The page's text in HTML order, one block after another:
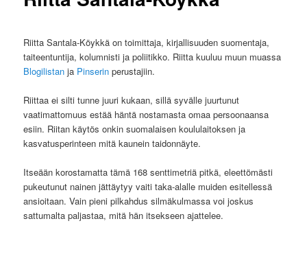
Riitta Santala-Köykkä on toimittaja, kirjallisuuden suomentaja,
taiteentuntija, kolumnisti ja poliitikko. Riitta kuuluu muun muassa
Blogilistan ja Pinserin perustajiin.
Riittaa ei silti tunne juuri kukaan, sillä syvälle juurtunut
vaatimattomuus estää häntä nostamasta omaa persoonaansa
esiin. Riitan käytös onkin suomalaisen koululaitoksen ja
kasvatusperinteen mitä kaunein taidonnäyte.
Itseään korostamatta tämä 168 senttimetriä pitkä, eleettömästi
pukeutunut nainen jättäytyy vaiti taka-alalle muiden esitellessä
ansioitaan. Vain pieni pilkahdus silmäkulmassa voi joskus
sattumalta paljastaa, mitä hän itsekseen ajattelee.